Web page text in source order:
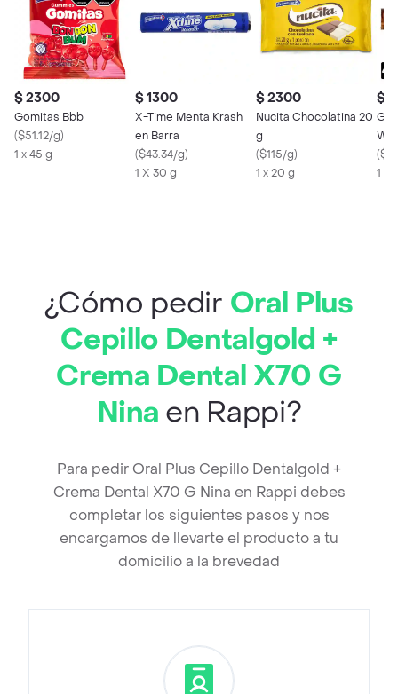
$ 2300
Gomitas Bbb
($51.12/g)
1 x 45 g
$ 1300
X-Time Menta Krash
en Barra
($43.34/g)
1 X 30 g
$ 2300
Nucita Chocolatina 20
g
($115/g)
1 x 20 g
$
(
1 X
¿Cómo pedir Oral Plus
Cepillo Dentalgold +
Crema Dental X70 G
Nina en Rappi?
Para pedir Oral Plus Cepillo Dentalgold +
Crema Dental X70 G Nina en Rappi debes
completar los siguientes pasos y nos
encargamos de llevarte el producto a tu
domicilio a la brevedad